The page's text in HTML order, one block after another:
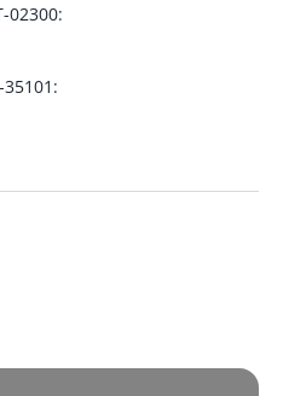
02300:
35101: